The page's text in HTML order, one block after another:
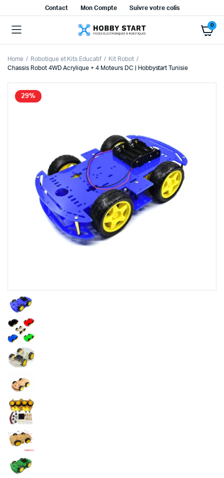
Contact Mon Compte Suivre votre colis
0
Home Robotique et Kits Educatif
Kit Robot
Chassis Robot 4WD Acrylique + 4 Moteurs DC | Hobbystart Tunisie
29%